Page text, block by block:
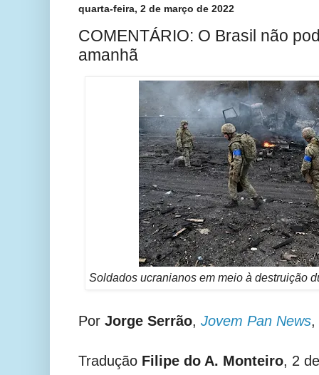
quarta-feira, 2 de março de 2022
COMENTÁRIO: O Brasil não
amanhã
Soldados ucranianos em meio à destruição
Por Jorge Serrão, Jovem Pan News,
Tradução Filipe do A. Monteiro, 2